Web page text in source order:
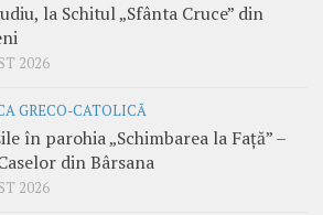
la Schitul „Sfânta Cruce” din
2026
GRECO-CATOLICĂ
în parohia „Schimbarea la Față” –
din Bârsana
2026